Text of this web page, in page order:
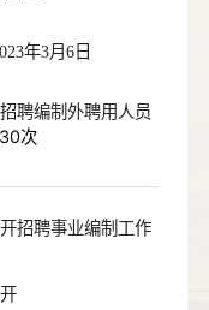
年3月6日
聘编制外聘用人员
次
招聘事业编制工作